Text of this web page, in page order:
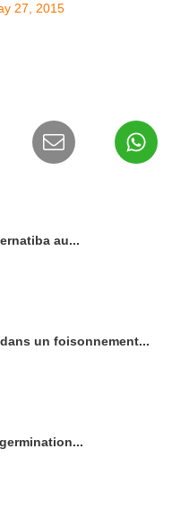
27, 2015
au...
un foisonnement...